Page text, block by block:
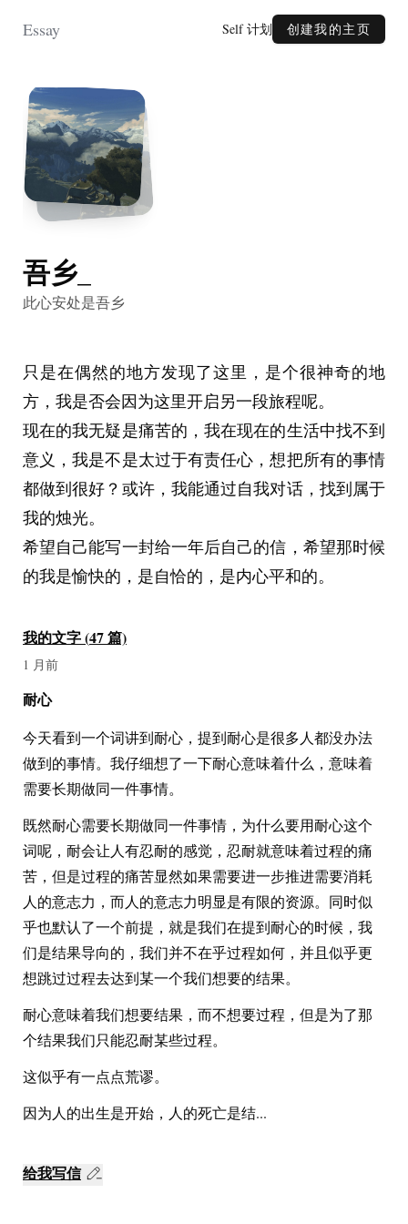
Essay Self 计划 创建我的主页
吾乡_
此心安处是吾乡
只是在偶然的地方发现了这里，是个很神奇的地
方，我是否会因为这里开启另一段旅程呢。
现在的我无疑是痛苦的，我在现在的生活中找不到
意义，我是不是太过于有责任心，想把所有的事情
都做到很好？或许，我能通过自我对话，找到属于
我的烛光。
希望自己能写一封给一年后自己的信，希望那时候
的我是愉快的，是自恰的，是内心平和的。
我的文字 (47篇)
1 月前
耐心
今天看到一个词讲到耐心，提到耐心是很多人都没办法
做到的事情。我仔细想了一下耐心意味着什么，意味着
需要长期做同一件事情。
既然耐心需要长期做同一件事情，为什么要用耐心这个
词呢，耐会让人有忍耐的感觉，忍耐就意味着过程的痛
苦，但是过程的痛苦显然如果需要进一步推进需要消耗
人的意志力，而人的意志力明显是有限的资源。同时似
乎也默认了一个前提，就是我们在提到耐心的时候，我
们是结果导向的，我们并不在乎过程如何，并且似乎更
想跳过过程去达到某一个我们想要的结果。
耐心意味着我们想要结果，而不想要过程，但是为了那
个结果我们只能忍耐某些过程。
这似乎有一点点荒谬。
因为人的出生是开始，人的死亡是结...
给我写信